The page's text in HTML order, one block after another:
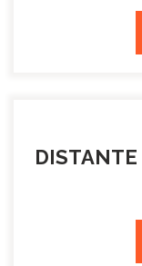
DISTANTE